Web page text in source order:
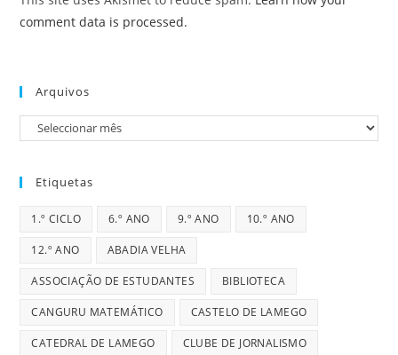
comment data is processed.
Arquivos
Arquivos
Etiquetas
1.º CICLO 6.º ANO 9.º ANO 10.º ANO
12.º ANO ABADIA VELHA
ASSOCIAÇÃO DE ESTUDANTES BIBLIOTECA
CANGURU MATEMÁTICO CASTELO DE LAMEGO
CATEDRAL DE LAMEGO CLUBE DE JORNALISMO